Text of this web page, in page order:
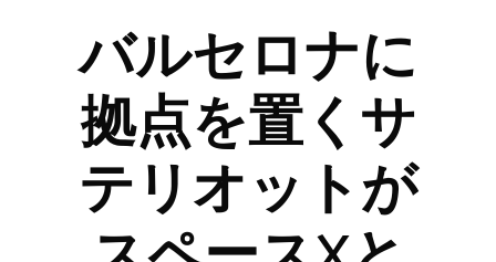
バルセロナに
拠点を置くサ
テリオットが